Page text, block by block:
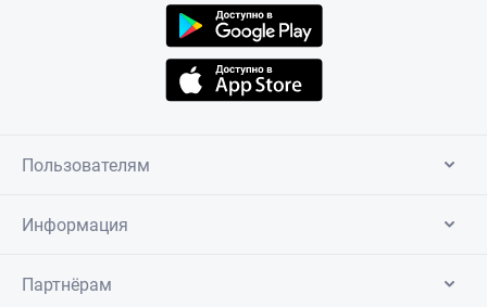
Пользователям
Информация
Партнёрам